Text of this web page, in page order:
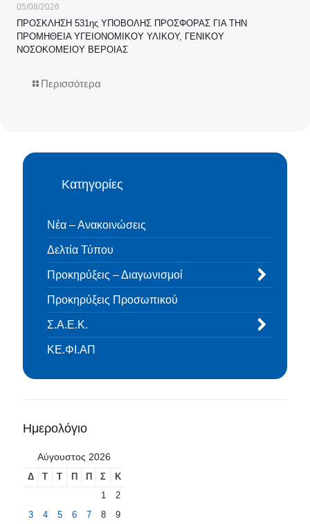
05/08/2026
ΠΡΟΣΚΛΗΣΗ 531ης ΥΠΟΒΟΛΗΣ ΠΡΟΣΦΟΡΑΣ ΓΙΑ ΤΗΝ
ΠΡΟΜΗΘΕΙΑ ΥΓΕΙΟΝΟΜΙΚΟΥ ΥΛΙΚΟΥ, ΓΕΝΙΚΟΥ
ΝΟΣΟΚΟΜΕΙΟΥ ΒΕΡΟΙΑΣ
Περισσότερα
Κατηγορίες
Νέα – Ανακοινώσεις
Δελτία Τύπου
Προκηρύξεις – Διαγωνισμοί
Προκηρύξεις Προσωπικού
Σ.Α.Ε.Κ.
ΚΕ.ΦΙ.ΑΠ
Ημερολόγιο
Αύγουστος 2026
Δ Τ Τ Π Π Σ
Κ
1
2
3
4 5 6 7 8
9